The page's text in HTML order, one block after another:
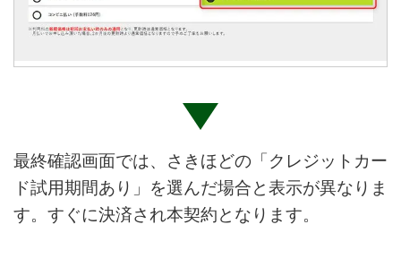
最終確認画面では、さきほどの「クレジットカー
ド試用期間あり」を選んだ場合と表示が異なりま
す。すぐに決済され本契約となります。